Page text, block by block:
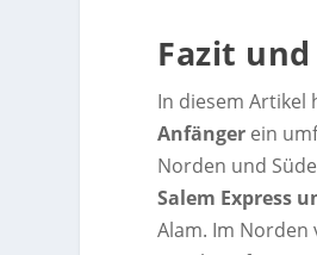
Fazit
In diesem Artikel
Anfänger ein
Norden und
Salem Express
Alam. Im Norden